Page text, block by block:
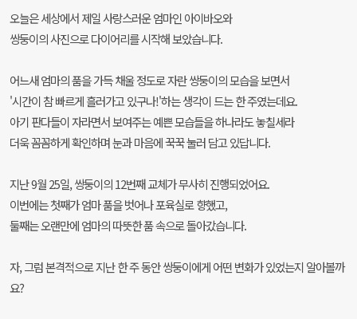
오늘은 세상에서 제일 사랑스러운 엄마인 아이바오와
쌍둥이의 사진으로 다이어리를 시작해 보았습니다.
어느새 엄마의 품을 가득 채울 정도로 자란 쌍둥이의 모습을 보면서
'시간이 참 빠르게 흘러가고 있구나!'하는 생각이 드는 한 주였는데요.
아기 판다들이 자라면서 보여주는 예쁜 모습들을 하나라도 놓칠세라
더욱 꼼꼼하게 확인하며 눈과 마음에 꾹꾹 눌러 담고 있답니다.
지난 9월 25일, 쌍둥이의 12번째 교체가 무사히 진행되었어요.
이번에는 첫째가 엄마 품을 벗어나 포육실로 향했고,
둘째는 오랜만에 엄마의 따뜻한 품 속으로 돌아갔습니다.
자, 그럼 본격적으로 지난 한 주 동안 쌍둥이에게 어떤 변화가 있었는지 알아볼까
요?